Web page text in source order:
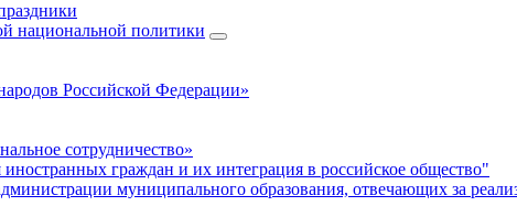
национальной политики
Российской Федерации»
сотрудничество»
граждан и их интеграция в российское общество"
муниципального образования, отвечающих за